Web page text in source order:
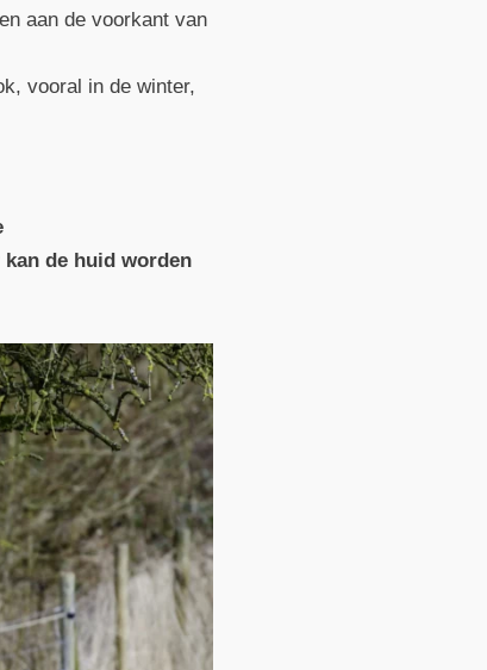
aan de voorkant van
vooral in de winter,
de huid worden